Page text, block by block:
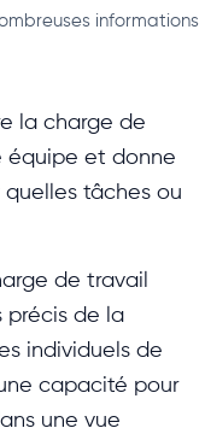
informations
la charge de
équipe et donne
tâches ou
de travail
précis de la
individuels de
capacité pour
une vue